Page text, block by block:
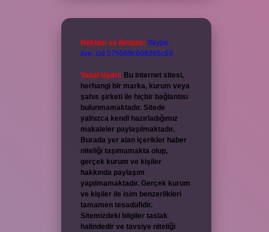
Reklam ve İletişim: Skype:
live:.cid.575569c608265c69
Yasal Uyarı: Bu internet sitesi,
herhangi bir marka, kurum veya
şahıs şirketi ile hiçbir bağlantısı
bulunmamaktadır. Sitede
yalnızca kendi hazırladığımız
makaleler paylaşılmaktadır.
Burada yer alan içerikler haber
niteliği taşımamakta olup,
gerçek kurum ve kişiler
hakkında paylaşım
yapılmamaktadır. Gerçek kurum
ve kişiler ile isim benzerlikleri
tamamen tesadüfidir.
Sitemizdeki bilgiler taslak
halindedir ve tavsiye niteliği